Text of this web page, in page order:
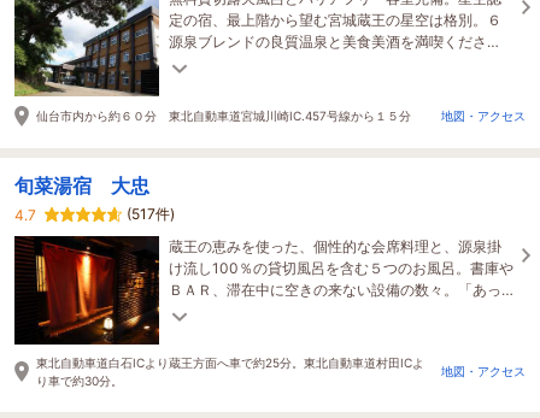
定の宿、最上階から望む宮城蔵王の星空は格別。６
源泉ブレンドの良質温泉と美食美酒を満喫くださ
い。
仙台市内から約６０分 東北自動車道宮城川崎IC.457号線から１５分 地図・アクセス
旬菜湯宿 大忠
4.7
(517件)
蔵王の恵みを使った、個性的な会席料理と、源泉掛
け流し100％の貸切風呂を含む５つのお風呂。書庫や
ＢＡＲ、滞在中に空きの来ない設備の数々。「あっ
たらいいな」の、おもてなしが盛りだくさん。
東北自動車道白石ICより蔵王方面へ車で約25分。東北自動車道村田ICよ
り車で約30分。
地図・アクセス